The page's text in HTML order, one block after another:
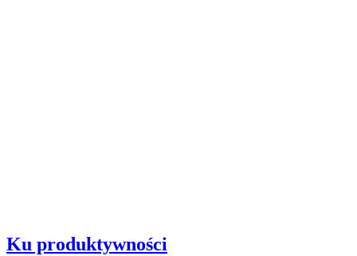
Ku produktywności